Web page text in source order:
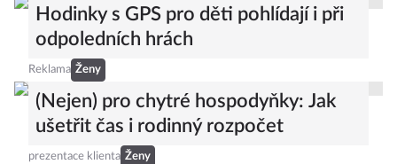
Hodinky s GPS pro děti pohlídají i při
odpoledních hrách
Reklama Ženy
(Nejen) pro chytré hospodyňky: Jak
ušetřit čas i rodinný rozpočet
prezentace klienta Ženy